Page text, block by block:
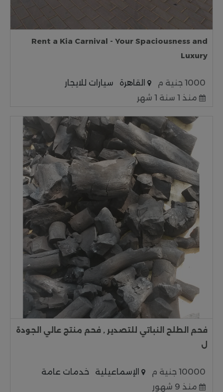
Rent a Kia Carnival - Your Spaciousness and
Luxury
1000 جنية م القاهرة
سيارات للايجار
منذ 1 سنة 1 شهر
فحم الطلح النباتي للتصدير , فحم منتج عالي الجودة
ل
10000 جنية م الإسماعيلية
خدمات عامة
منذ 9 شهور